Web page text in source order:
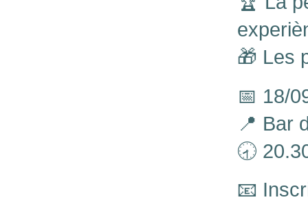
🎁 Les
📅 18/
📍 Bar
🕣
📧